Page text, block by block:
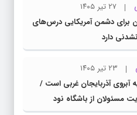
۲۷ تیر ۱۴۰۵
برای دشمن آمریکایی درس‌های
دارد
۲۳ تیر ۱۴۰۵
آبروی آذربایجان غربی است /
مسئولان از باشگاه نود